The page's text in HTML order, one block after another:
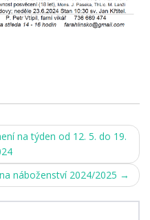
na týden od 12. 5. do 19.
náboženství 2024/2025 →